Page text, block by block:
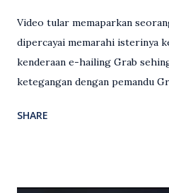
Video tular memaparkan
dipercayai memarahi isterinya
kenderaan e-hailing Grab
ketegangan dengan pemandu
antara seorang lelaki warga
SHARE